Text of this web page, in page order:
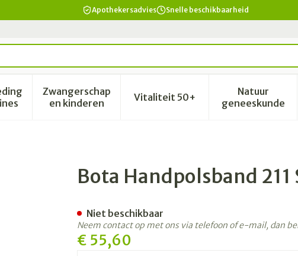
Apothekersadvies Snelle beschikbaarheid
verzorging en hygiëne categorie
submenu voor Dieet, voeding en vitamines categorie
Zwangerschap
en kinderenToon submenu voor Zwangerschap en
Vitaliteit 50+Toon submenu voor Vitaliteit
Natuur
geneeskunde
Toon
Universeel S
Bota Handpolsband 211
€ 55,60
Niet beschikbaar
Neem contact op met ons via telefoon of e-mail, dan